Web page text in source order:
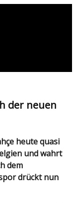
der neuen
und wahrt
dem
drückt nun